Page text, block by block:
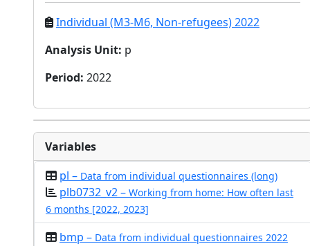
Individual (M3-M6, Non-refugees) 2022
Analysis Unit: p
Period: 2022
Variables
pl – Data from individual questionnaires (long)
plb0732_v2 – Working from home: How often last
6 months [2022, 2023]
bmp – Data from individual questionnaires 2022